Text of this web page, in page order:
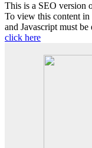
This is a SEO version
To view this content in
and Javascript must
click here